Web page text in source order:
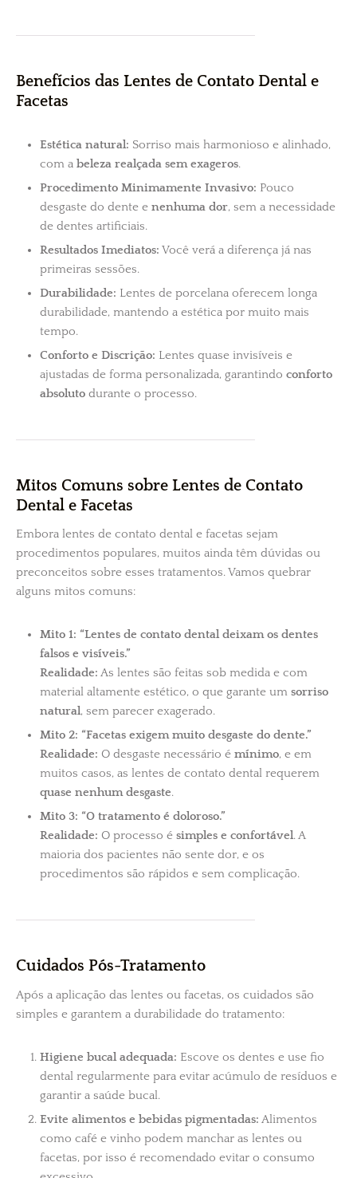
Benefícios das Lentes de Contato Dental e
Facetas
Estética natural: Sorriso mais harmonioso e alinhado,
com a beleza realçada sem exageros.
Procedimento Minimamente Invasivo: Pouco
desgaste do dente e nenhuma dor, sem a necessidade
de dentes artificiais.
Resultados Imediatos: Você verá a diferença já nas
primeiras sessões.
Durabilidade: Lentes de porcelana oferecem longa
durabilidade, mantendo a estética por muito mais
tempo.
Conforto e Discrição: Lentes quase invisíveis e
ajustadas de forma personalizada, garantindo conforto
absoluto durante o processo.
Mitos Comuns sobre Lentes de Contato
Dental e Facetas
Embora lentes de contato dental e facetas sejam
procedimentos populares, muitos ainda têm dúvidas ou
preconceitos sobre esses tratamentos. Vamos quebrar
alguns mitos comuns:
Mito 1: “Lentes de contato dental deixam os dentes
falsos e visíveis.”
Realidade: As lentes são feitas sob medida e com
material altamente estético, o que garante um sorriso
natural, sem parecer exagerado.
Mito 2: “Facetas exigem muito desgaste do dente.”
Realidade: O desgaste necessário é mínimo, e em
muitos casos, as lentes de contato dental requerem
quase nenhum desgaste.
Mito 3: “O tratamento é doloroso.”
Realidade: O processo é simples e confortável. A
maioria dos pacientes não sente dor, e os
procedimentos são rápidos e sem complicação.
Cuidados Pós-Tratamento
Após a aplicação das lentes ou facetas, os cuidados são
simples e garantem a durabilidade do tratamento:
Higiene bucal adequada: Escove os dentes e use fio
dental regularmente para evitar acúmulo de resíduos e
garantir a saúde bucal.
Evite alimentos e bebidas pigmentadas: Alimentos
como café e vinho podem manchar as lentes ou
facetas, por isso é recomendado evitar o consumo